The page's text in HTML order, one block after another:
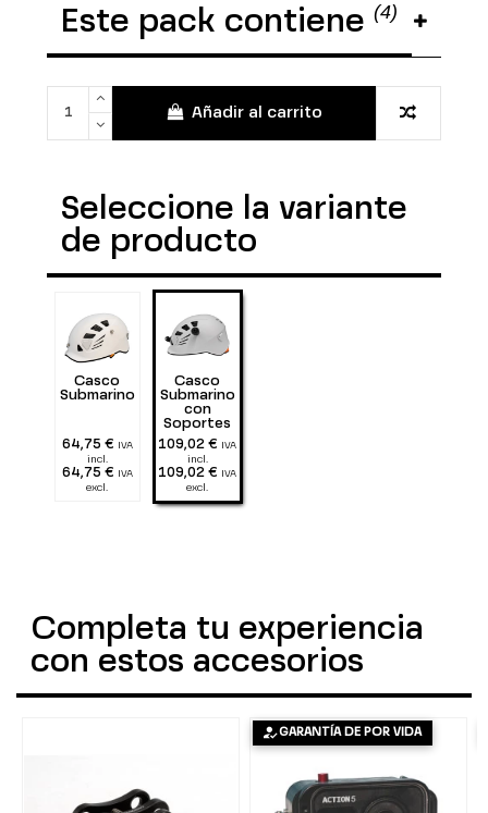
Este pack contiene (4)
Añadir al carrito
Seleccione la variante
de producto
Casco
Submarino
64,75 €
IVA
incl.
64,75 €
IVA
excl.
Casco
Submarino
con
Soportes
109,02 €
IVA
incl.
109,02 €
IVA
excl.
Completa tu experiencia
con estos accesorios
GARANTÍA DE POR VIDA